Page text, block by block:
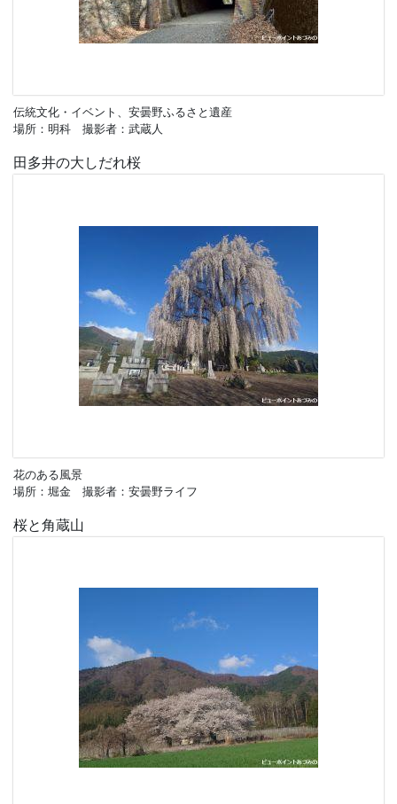
伝統文化・イベント、安曇野ふるさと遺産
場所：明科 撮影者：武蔵人
田多井の大しだれ桜
花のある風景
場所：堀金 撮影者：安曇野ライフ
桜と角蔵山